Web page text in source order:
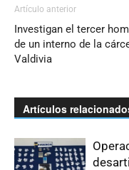
Artículo anterior
Investigan el tercer
de un interno de la
Valdivia
Artículos